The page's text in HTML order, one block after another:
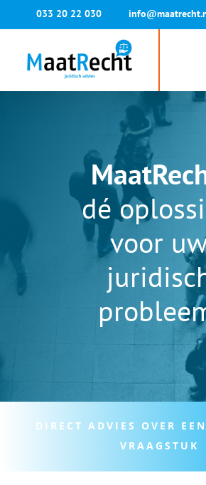
033 20 22 030
dé
voor
DIRECT ADVIES OVER
VRAAGSTUK